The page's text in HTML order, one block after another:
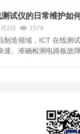
测试仪的日常维护如
2日 1579
制造领域，ICT 在线测
速、准确检测电路板故